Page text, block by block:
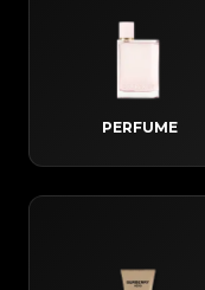
PERFUME